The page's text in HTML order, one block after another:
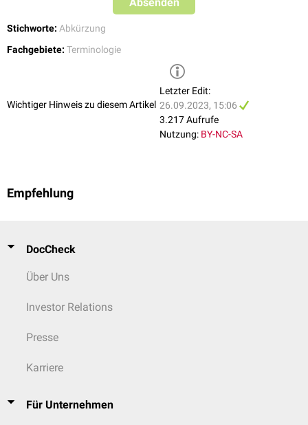
Stichworte: Abkürzung
Fachgebiete: Terminologie
Wichtiger Hinweis zu diesem Artikel
Letzter Edit:
26.09.2023, 15:06
3.217 Aufrufe
Nutzung: BY-NC-SA
Empfehlung
DocCheck
Über Uns
Investor Relations
Presse
Karriere
Für Unternehmen